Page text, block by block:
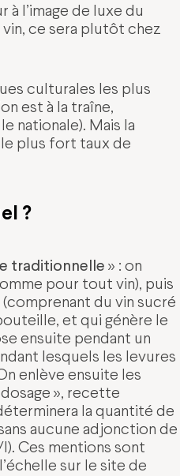
l’image de luxe du
vin, ce sera plutôt chez
culturales les plus
est à la traîne,
nationale). Mais la
plus fort taux de
?
traditionnelle » : on
pour tout vin), puis
du vin sucré
et qui génère le
ensuite pendant un
lesquels les levures
enlève ensuite les
», recette
la quantité de
aucune adjonction de
Ces mentions sont
sur le site de